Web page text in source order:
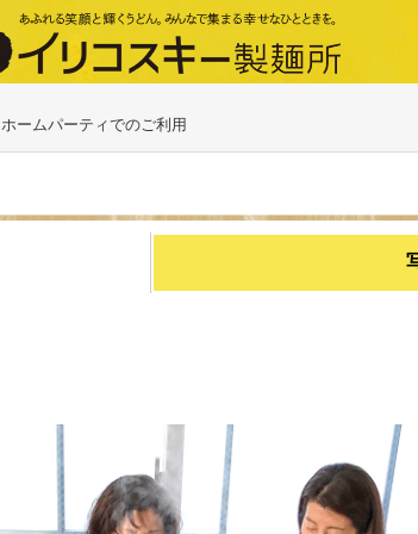
ホームパーティでのご利用